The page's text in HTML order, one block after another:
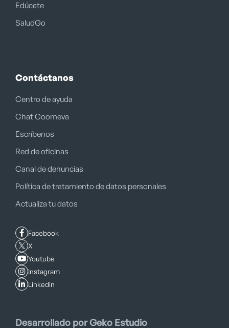
Edúcate
SaludGo
Contáctanos
Centro de ayuda
Chat Coomeva
Escríbenos
Red de oficinas
Canal de denuncias
Política de tratamiento de datos personales
Actualiza tu datos
Desarrollado por Geko Estudio
Facebook
X
Youtube
Instagram
Linkedin